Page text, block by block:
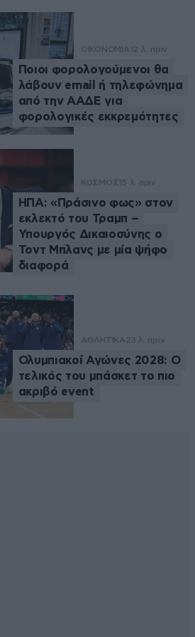
ΟΙΚΟΝΟΜΙΑ 12 λ. πριν
Ποιοι φορολογούμενοι θα
λάβουν email ή τηλεφώνημα
από την ΑΑΔΕ για
φορολογικές εκκρεμότητες
ΚΟΣΜΟΣ 15 λ. πριν
ΗΠΑ: «Πράσινο φως» στον
εκλεκτό του Τραμπ –
Υπουργός Δικαιοσύνης ο
Τοντ Μπλανς με μία ψήφο
διαφορά
ΑΘΛΗΤΙΚΑ23 λ. πριν
Ολυμπιακοί Αγώνες 2028: Ο
τελικός του μπάσκετ το πιο
ακριβό event